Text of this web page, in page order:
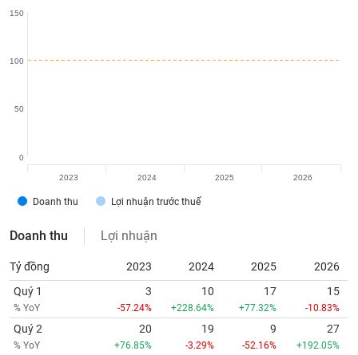
Doanh thu Lợi nhuận trước thuế
0
50
100
150
2023 2024 2025 2026
Doanh thu Lợi nhuận
Tỷ đồng 2023 2024 2025
2026
Quý 1
% YoY
3
-57.24%
10
+228.64%
17
+77.32%
15
-10.83%
Quý 2
% YoY
20
+76.85%
19
-3.29%
9
-52.16%
27
+192.05%
tài
Dữ
tài